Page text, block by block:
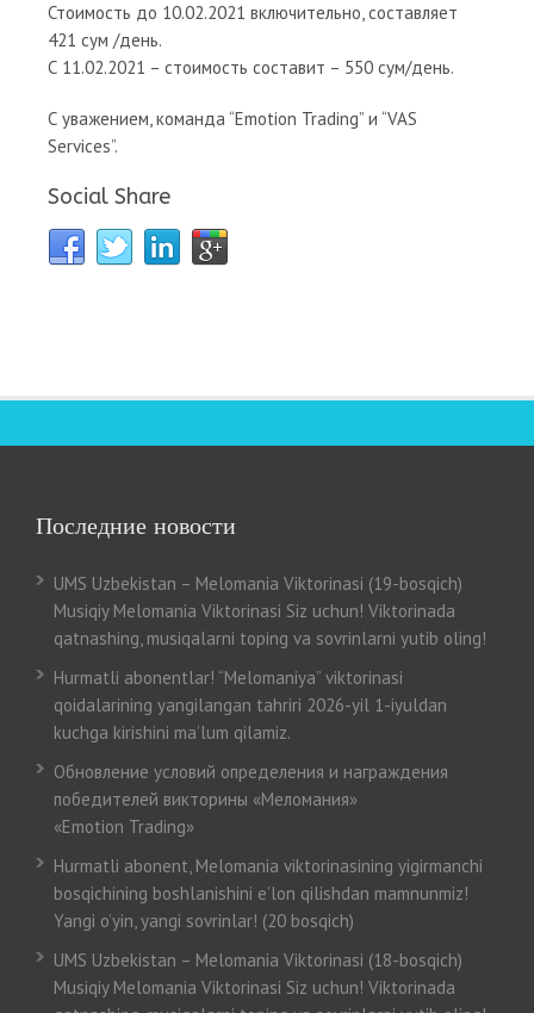
Стоимость до 10.02.2021 включительно, составляет
421 сум /день.
С 11.02.2021 – стоимость составит – 550 сум/день.
С уважением, команда “Emotion Trading” и “VAS
Services”.
Social Share
Последние новости
UMS Uzbekistan – Melomania Viktorinasi (19-bosqich)
Musiqiy Melomania Viktorinasi Siz uchun! Viktorinada
qatnashing, musiqalarni toping va sovrinlarni yutib oling!
Hurmatli abonentlar! “Melomaniya” viktorinasi
qoidalarining yangilangan tahriri 2026-yil 1-iyuldan
kuchga kirishini ma’lum qilamiz.
Обновление условий определения и награждения
победителей викторины «Меломания»
«Emotion Trading»
Hurmatli abonent, Melomania viktorinasining yigirmanchi
bosqichining boshlanishini e’lon qilishdan mamnunmiz!
Yangi o’yin, yangi sovrinlar! (20 bosqich)
UMS Uzbekistan – Melomania Viktorinasi (18-bosqich)
Musiqiy Melomania Viktorinasi Siz uchun! Viktorinada